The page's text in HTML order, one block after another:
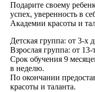
Подарите своему
успех, уверенность в
Академии красоты и
Детская группа: от 3-х
Взрослая группа: от 13-
Срок обучения 9
в неделю.
По окончании
красоты и таланта.